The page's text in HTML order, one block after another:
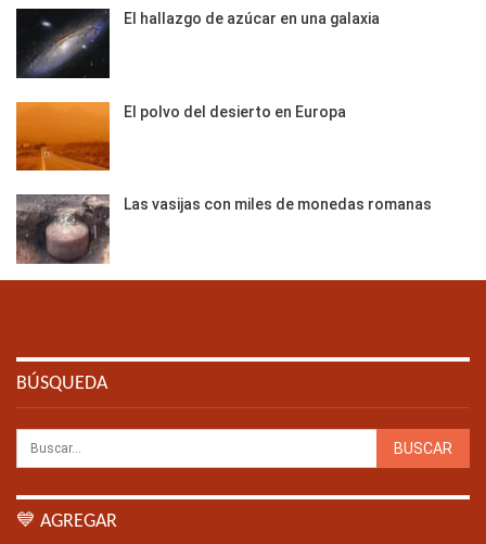
El hallazgo de azúcar en una galaxia
El polvo del desierto en Europa
Las vasijas con miles de monedas romanas
BÚSQUEDA
💙 AGREGAR